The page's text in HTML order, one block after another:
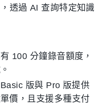
透過 AI 查詢特定知識
100 分鐘錄音額度，
版與 Pro 版提供
價，且支援多種支付